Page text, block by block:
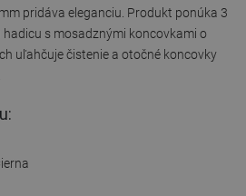
pridáva eleganciu. Produkt ponúka 3
s mosadznými koncovkami o
uľahčuje čistenie a otočné koncovky